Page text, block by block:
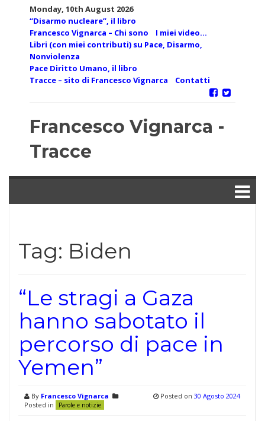
Monday, 10th August 2026
“Disarmo nucleare”, il libro
Francesco Vignarca – Chi sono
I miei video…
Libri (con miei contributi) su Pace, Disarmo,
Nonviolenza
Pace Diritto Umano, il libro
Tracce – sito di Francesco Vignarca
Contatti
Francesco Vignarca -
Tracce
Tag: Biden
“Le stragi a Gaza
hanno sabotato il
percorso di pace in
Yemen”
By Francesco Vignarca
Posted in
Parole e notizie
Posted on 30 Agosto 2024